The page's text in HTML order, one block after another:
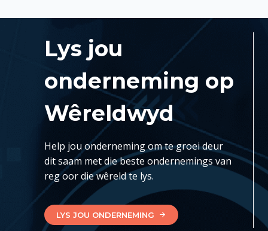
Lys jou
onderneming op
Wêreldwyd
Help jou onderneming om te groei deur
dit saam met die beste ondernemings van
reg oor die wêreld te lys.
LYS JOU ONDERNEMING